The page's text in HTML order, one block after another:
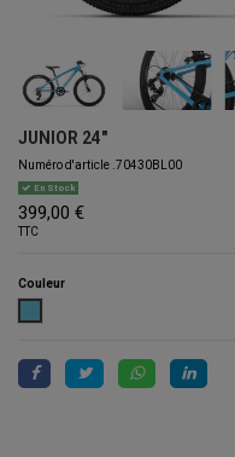
JUNIOR 24"
Numéro d'article .70430BL00
En Stock
399,00 €
TTC
Couleur